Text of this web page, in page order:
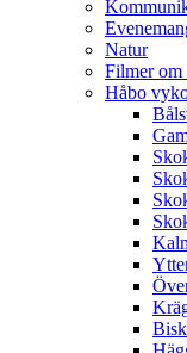
Natur
Filmer om
Håbo